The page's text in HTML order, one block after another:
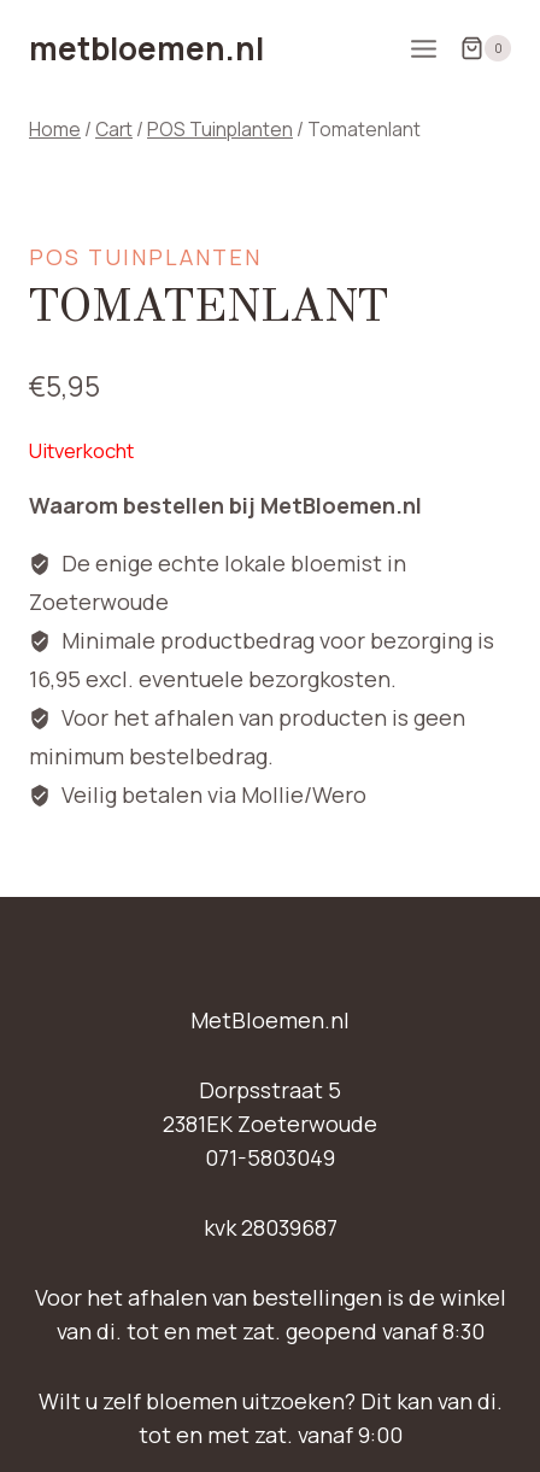
naarmetbloemen.nl 0
Home / Cart/POS Tuinplanten / Tomatenlant
POS TUINPLANTEN
TOMATENLANT
€5,95
Uitverkocht
Waarom bestellen bij MetBloemen.nl
De enige echte lokale bloemist in
Zoeterwoude
Minimale productbedrag voor bezorging is
16,95 excl. eventuele bezorgkosten.
Voor het afhalen van producten is geen
minimum bestelbedrag.
Veilig betalen via Mollie/Wero
MetBloemen.nl
Dorpsstraat 5
2381EK Zoeterwoude
071-5803049
kvk 28039687
Voor het afhalen van bestellingen is de winkel
van di. tot en met zat. geopend vanaf 8:30
Wilt u zelf bloemen uitzoeken? Dit kan van di.
tot en met zat. vanaf 9:00